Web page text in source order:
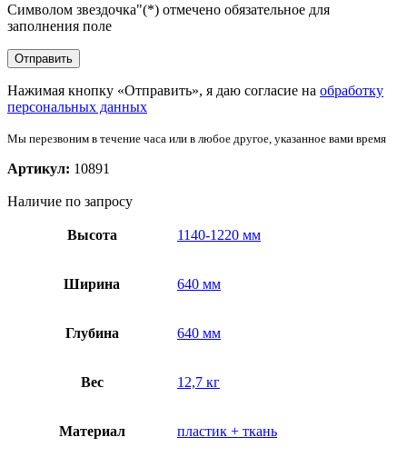
Символом звездочка"(*) отмечено обязательное для
заполнения поле
Нажимая кнопку «Отправить», я даю согласие на обработку
персональных данных
Мы перезвоним в течение часа или в любое другое, указанное вами время
Артикул: 10891
Наличие по запросу
Высота 1140-1220 мм
Ширина 640 мм
Глубина 640 мм
Вес 12,7 кг
Материал пластик + ткань